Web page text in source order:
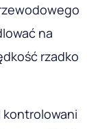
na
rzadko
kontrolowani